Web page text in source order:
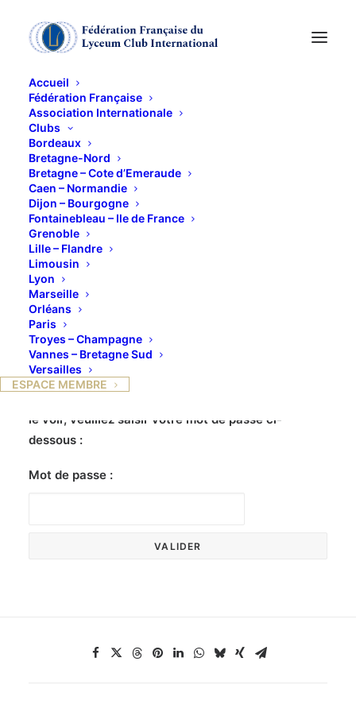
Accueil
Fédération Française
Association Internationale
Clubs
Bordeaux
Bretagne-Nord
Bretagne – Cote d’Emeraude
Caen – Normandie
Dijon – Bourgogne
Fontainebleau – Ile de France
Grenoble
Lille – Flandre
Limousin
Lyon
Marseille
Orléans
Paris
Troyes – Champagne
Vannes – Bretagne Sud
Versailles
ESPACE MEMBRE
DÉCOUVERTE DE
L’ART NOUVEAU ET
DE L’ART DÉCO A
DIJON
le voir, veuillez saisir votre mot de passe ci-
dessous :
Mot de passe :